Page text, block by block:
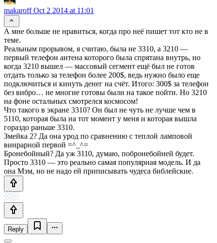
makaroffOct 2 2014 at 11:01
А мне больше не нравиться, когда про неё пишет тот кто не в
теме.
Реальным прорывом, я считаю, была не 3310, а 3210 —
первый телефон антена которого была спрятана внутрь, но
когда 3210 вышел — массовый сегмент ещё был не готов
отдать только за телефон более 200$, ведь нужно было еще
подключиться и кинуть денег на счёт. Итого: 300$ за телефон
без вибро… не многие готовы были на такое пойти. Но 3210
на фоне остальных смотрелся космосом!
Что такого в экране 3310? Он был не чуть не лучше чем в
5110, которая была на тот момент у меня и которая вышла
гораздо раньше 3310.
Змейка 2? Да она урод по сравнению с теплой ламповой
винрарной первой =^_^=
Бронебойный? Да уж 3110, думаю, побронебойней будет.
Просто 3310 — это реально самая популярная модель. И да
она Мэм, но не надо ей приписывать чудеса библейские.
Reply